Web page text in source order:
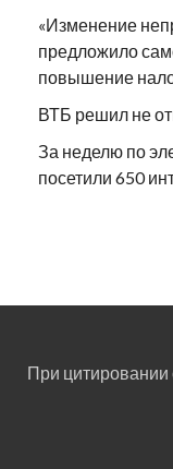
«Изменение
предложило
повышение
ВТБ решил не
За неделю по
посетили 650
При цитировании